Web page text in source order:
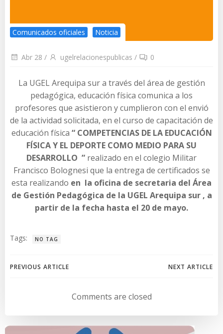
Comunicados oficiales Noticia
Abr 28 / ugelrelacionespublicas / 0
La UGEL Arequipa sur a través del área de gestión
pedagógica, educación física comunica a los
profesores que asistieron y cumplieron con el envió
de la actividad solicitada, en el curso de capacitación de
educación física “ COMPETENCIAS DE LA EDUCACIÓN
FÍSICA Y EL DEPORTE COMO MEDIO PARA SU
DESARROLLO ” realizado en el colegio Militar
Francisco Bolognesi que la entrega de certificados se
esta realizando en la oficina de secretaria del Área
de Gestión Pedagógica de la UGEL Arequipa sur , a
partir de la fecha hasta el 20 de mayo.
Tags: NO TAG
Navegación
entradas
PREVIOUS ARTICLE
Navegación
de
entradas
NEXT ARTICLE
Comments are closed